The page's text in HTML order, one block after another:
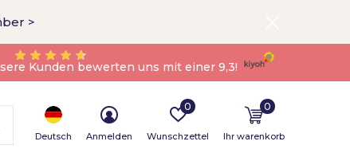
Deutsch Anmelden Wunschzettel
0
Ihr warenkorb
0
Kunden bewerten uns mit einer 9,3!
>